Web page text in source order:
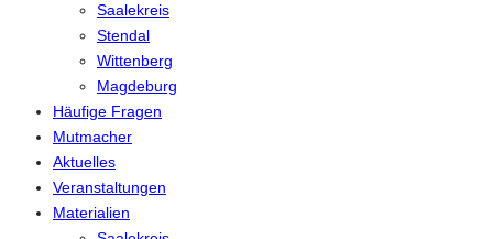
Saalekreis
Stendal
Wittenberg
Magdeburg
Häufige Fragen
Mutmacher
Aktuelles
Veranstaltungen
Materialien